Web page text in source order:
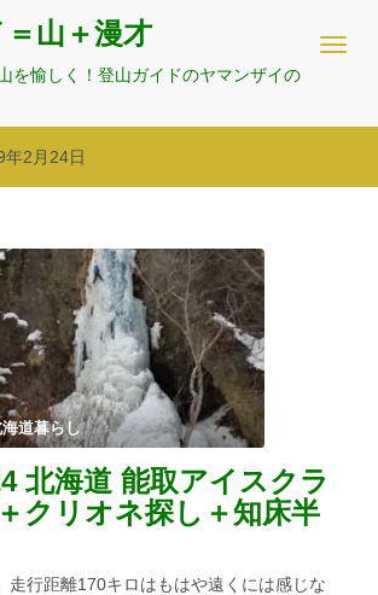
山＋漫才
を愉しく！登山ガイドのヤマンザイの
年2月24日
道暮らし
北海道 能取アイスクラ
クリオネ探し＋知床半
走行距離170キロはもはや遠くには感じな